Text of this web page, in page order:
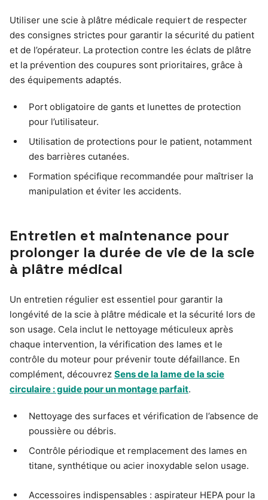
Utiliser une scie à plâtre médicale requiert de respecter
des consignes strictes pour garantir la sécurité du patient
et de l’opérateur. La protection contre les éclats de plâtre
et la prévention des coupures sont prioritaires, grâce à
des équipements adaptés.
Port obligatoire de gants et lunettes de protection
pour l’utilisateur.
Utilisation de protections pour le patient, notamment
des barrières cutanées.
Formation spécifique recommandée pour maîtriser la
manipulation et éviter les accidents.
Entretien et maintenance pour
prolonger la durée de vie de la scie
à plâtre médical
Un entretien régulier est essentiel pour garantir la
longévité de la scie à plâtre médicale et la sécurité lors de
son usage. Cela inclut le nettoyage méticuleux après
chaque intervention, la vérification des lames et le
contrôle du moteur pour prévenir toute défaillance. En
complément, découvrez Sens de la lame de la scie
circulaire : guide pour un montage parfait.
Nettoyage des surfaces et vérification de l’absence de
poussière ou débris.
Contrôle périodique et remplacement des lames en
titane, synthétique ou acier inoxydable selon usage.
Accessoires indispensables : aspirateur HEPA pour la